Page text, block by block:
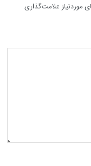
موردنیاز علامت‌گذاری